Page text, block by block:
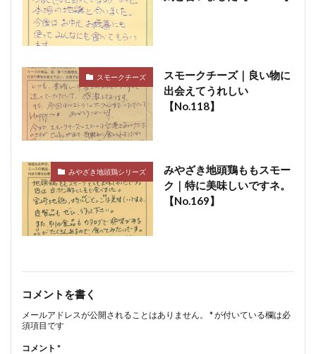
スモークチーズ
スモークチーズ｜良い物に
出会えてうれしい
【No.118】
みやざき地頭鶏シリーズ
みやざき地頭鶏ももスモー
ク｜特に美味しいですネ。
【No.169】
コメントを書く
メールアドレスが公開されることはありません。 *が付いている欄は必
須項目です
コメント *